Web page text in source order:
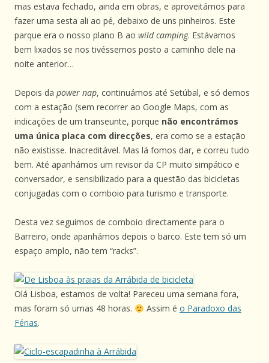
mas estava fechado, ainda em obras, e aproveitámos para
fazer uma sesta ali ao pé, debaixo de uns pinheiros. Este
parque era o nosso plano B ao wild camping. Estávamos
bem lixados se nos tivéssemos posto a caminho dele na
noite anterior…
Depois da power nap, continuámos até Setúbal, e só demos
com a estação (sem recorrer ao Google Maps, com as
indicações de um transeunte, porque não encontrámos
uma única placa com direcções, era como se a estação
não existisse. Inacreditável. Mas lá fomos dar, e correu tudo
bem. Até apanhámos um revisor da CP muito simpático e
conversador, e sensibilizado para a questão das bicicletas
conjugadas com o comboio para turismo e transporte.
Desta vez seguimos de comboio directamente para o
Barreiro, onde apanhámos depois o barco. Este tem só um
espaço amplo, não tem “racks”.
Olá Lisboa, estamos de volta! Pareceu uma semana fora,
mas foram só umas 48 horas.
Assim é o Paradoxo das
Férias.